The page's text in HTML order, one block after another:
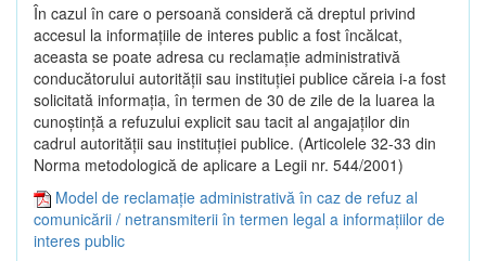
În cazul în care o persoană consideră că dreptul privind
accesul la informaţiile de interes public a fost încălcat,
aceasta se poate adresa cu reclamaţie administrativă
conducătorului autorităţii sau instituţiei publice căreia i-a fost
solicitată informaţia, în termen de 30 de zile de la luarea la
cunoştinţă a refuzului explicit sau tacit al angajaţilor din
cadrul autorităţii sau instituţiei publice. (Articolele 32-33 din
Norma metodologică de aplicare a Legii nr. 544/2001)
Model de reclamație administrativă în caz de refuz al
comunicării / netransmiterii în termen legal a informațiilor de
interes public